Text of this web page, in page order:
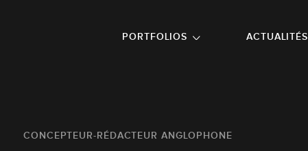
PORTFOLIOS
ACTUALITÉS
CONCEPTEUR-RÉDACTEUR ANGLOPHONE